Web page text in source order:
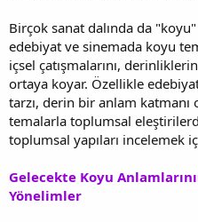
Birçok sanat dalında da "koyu"
edebiyat ve sinemada koyu
içsel çatışmalarını,
ortaya koyar. Özellikle
tarzı, derin bir anlam
temalarla toplumsal
toplumsal yapıları incelemek
Gelecekte Koyu
Yönelimler